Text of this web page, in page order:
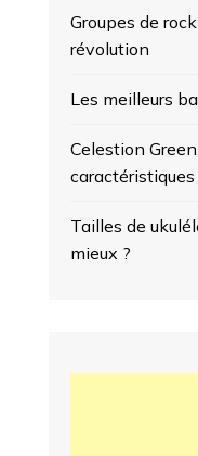
Groupes de
révolution
Les meilleurs
Celestion
Tailles de
mieux ?